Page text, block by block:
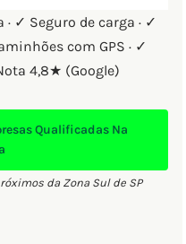
· ✓ Seguro de carga · ✓
com GPS · ✓
4,8★ (Google)
Qualificadas Na
da Zona Sul de SP